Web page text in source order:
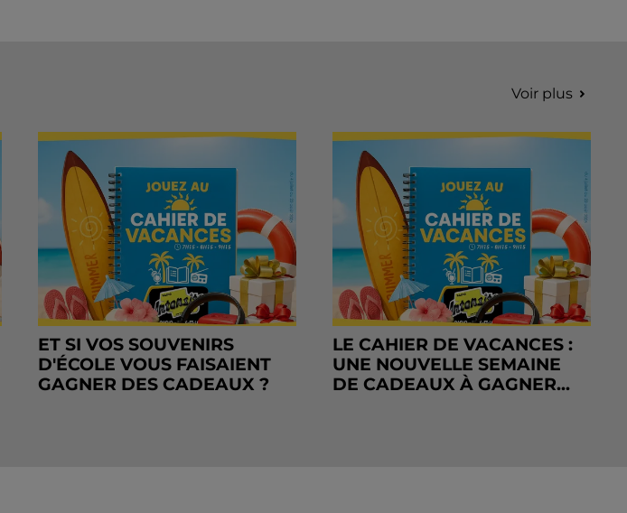
Voir plus
ET SI VOS SOUVENIRS
D'ÉCOLE VOUS FAISAIENT
GAGNER DES CADEAUX ?
LE CAHIER DE VACANCES :
UNE NOUVELLE SEMAINE
DE CADEAUX À GAGNER...